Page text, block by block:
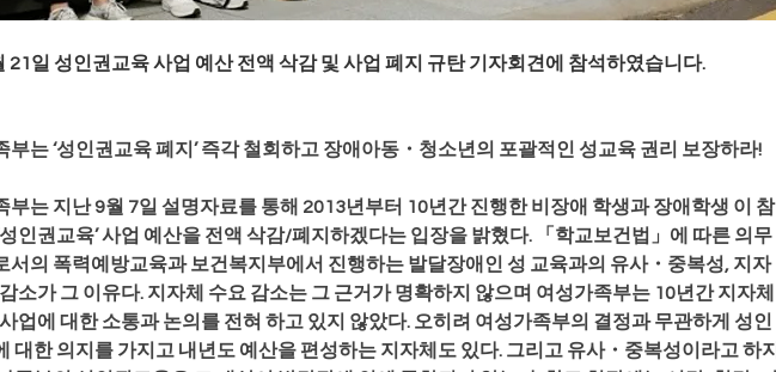
21일 성인권교육 사업 예산 전액 삭감 및 사업 폐지 규탄 기자회견에 참석하였습니다.
부는 ‘성인권교육 폐지’ 즉각 철회하고 장애아동・청소년의 포괄적인 성교육 권리 보장하라!
부는 지난 9월 7일 설명자료를 통해 2013년부터 10년간 진행한 비장애 학생과 장애학생 이 참
성인권교육’ 사업 예산을 전액 삭감/폐지하겠다는 입장을 밝혔다. 「학교보건법」에 따른 의무
서의 폭력예방교육과 보건복지부에서 진행하는 발달장애인 성 교육과의 유사・중복성, 지자
소가 그 이유다. 지자체 수요 감소는 그 근거가 명확하지 않으며 여성가족부는 10년간 지자체
업에 대한 소통과 논의를 전혀 하고 있지 않았다. 오히려 여성가족부의 결정과 무관하게 성인
대한 의지를 가지고 내년도 예산을 편성하는 지자체도 있다. 그리고 유사・중복성이라고 하지